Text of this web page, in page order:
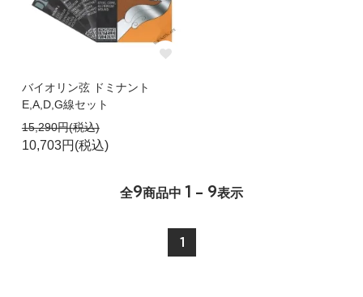
バイオリン弦 ドミナント
E,A,D,G線セット
15,290円(税込)
10,703円(税込)
全9商品中 1 - 9表示
1